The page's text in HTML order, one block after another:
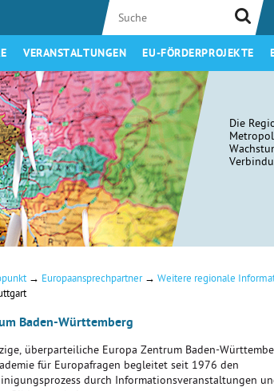
VERANSTALTUNGEN EU-FÖRDERPROJEKTE
Die
→ Europaansprechpartner → Weitere regionale
Baden-Württemberg
überparteiliche Europa Zentrum Baden-
für Europafragen begleitet seit 1976 den
durch Informationsveranstaltungen